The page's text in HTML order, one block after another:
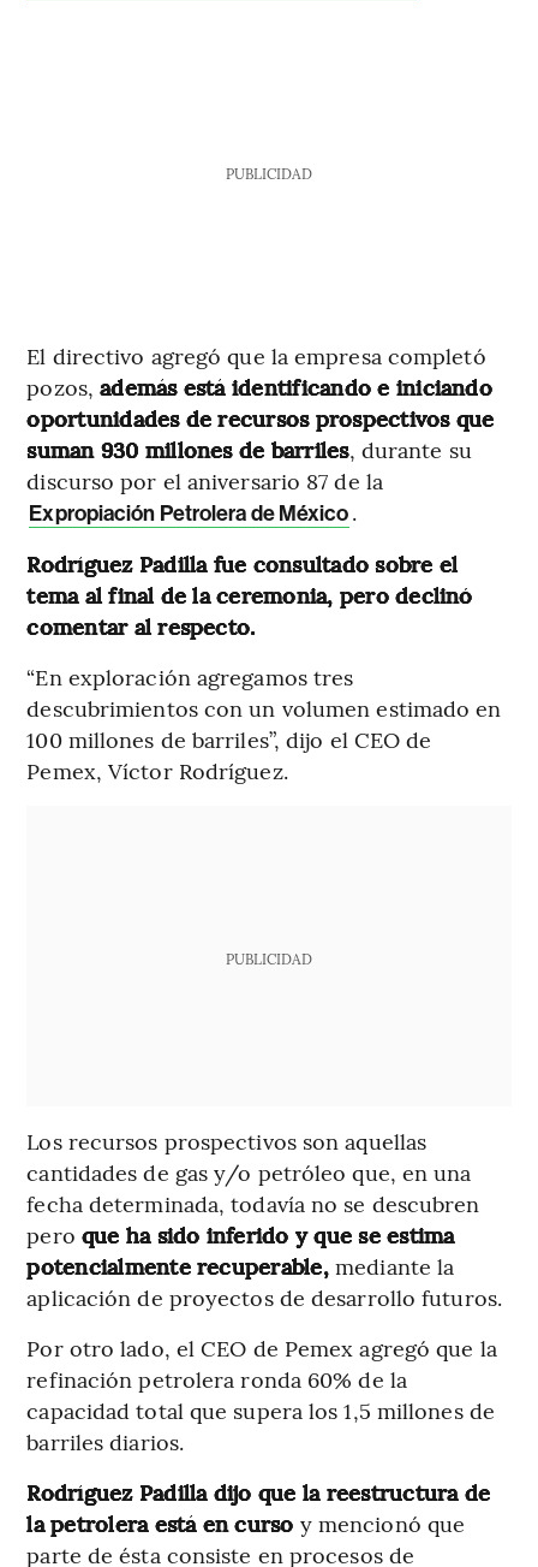
PUBLICIDAD
El directivo agregó que la empresa completó
pozos,además está identificando e iniciando
oportunidades de recursos prospectivos que
suman 930 millones de barriles, durante su
discurso por el aniversario 87 de la
Expropiación Petrolera de México.
Rodríguez Padilla fue consultado sobre el
tema al final de la ceremonia, pero declinó
comentar al respecto.
“En exploración agregamos tres
descubrimientos con un volumen estimado en
100 millones de barriles”, dijo el CEO de
Pemex, Víctor Rodríguez.
PUBLICIDAD
Los recursos prospectivos son aquellas
cantidades de gas y/o petróleo que, en una
fecha determinada, todavía no se descubren
pero que ha sido inferido y que se estima
potencialmente recuperable,mediante la
aplicación de proyectos de desarrollo futuros.
Por otro lado, el CEO de Pemex agregó que la
refinación petrolera ronda 60% de la
capacidad total que supera los 1,5 millones de
barriles diarios.
Rodríguez Padilla dijo que la reestructura de
la petrolera está en curso y mencionó que
parte de ésta consiste en procesos de